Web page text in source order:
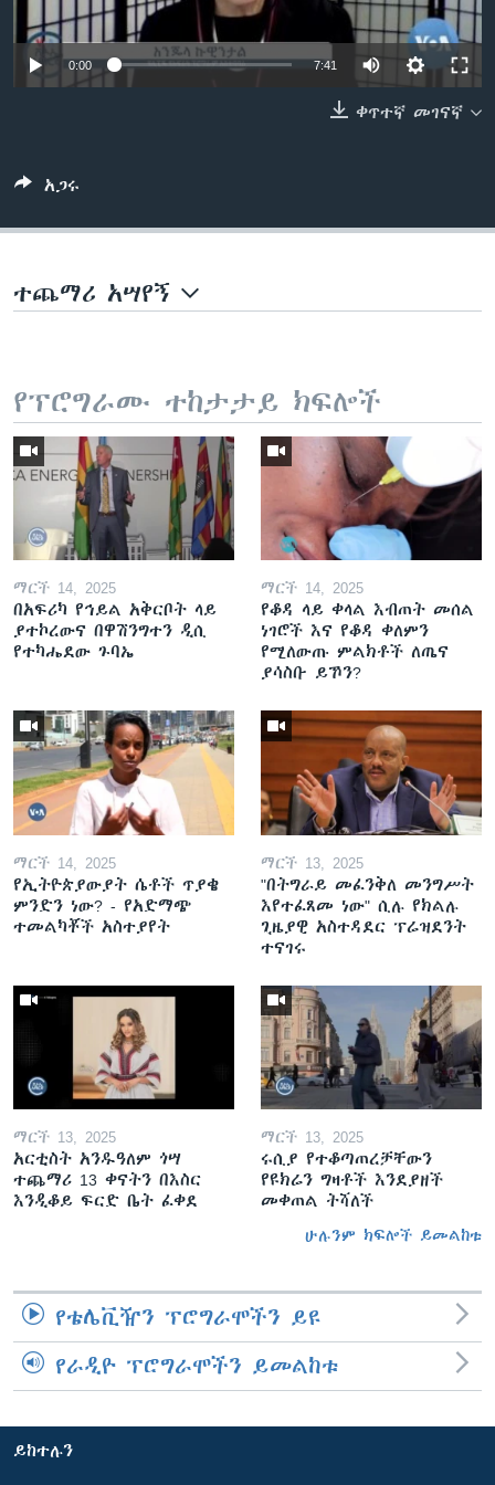
ቋንቋዎች
0:00 7:41
ቀጥተኛ መገናኛ
አጋሩ
ተጨማሪ አሣየኝ
የፕሮግራሙ ተከታታይ ክፍሎች
ማርች 14, 2025
በአፍሪካ የኅይል አቅርቦት ላይ
ያተኮረውና በዋሽንግተን ዲሲ
የተካሔደው ጉባኤ
ማርች 14, 2025
የቆዳ ላይ ቀላል እብጠት መሰል
ነገሮች እና የቆዳ ቀለምን
የሚለውጡ ምልክቶች ለጤና
ያሳስቡ ይኾን?
ማርች 14, 2025
የኢትዮጵያውያት ሴቶች ጥያቄ
ምንድን ነው? - የአድማጭ
ተመልካቾች አስተያየት
ማርች 13, 2025
"በትግራይ መፈንቅለ መንግሥት
እየተፈጸመ ነው" ሲሉ የክልሉ
ጊዜያዊ አስተዳደር ፕሬዝደንት
ተናገሩ
ማርች 13, 2025
አርቲስት አንዱዓለም ጎሣ
ተጨማሪ 13 ቀናትን በእስር
እንዲቆይ ፍርድ ቤት ፈቀደ
ማርች 13, 2025
ሩሲያ የተቆጣጠረቻቸውን
የዩክሬን ግዛቶች እንደያዘች
መቀጠል ትሻለች
ሁሉንም ክፍሎች ይመልከቱ
የቴሌቪዥን ፕሮግራሞችን ይዩ
የራዲዮ ፕሮግራሞችን ይመልከቱ
ይከተሉን